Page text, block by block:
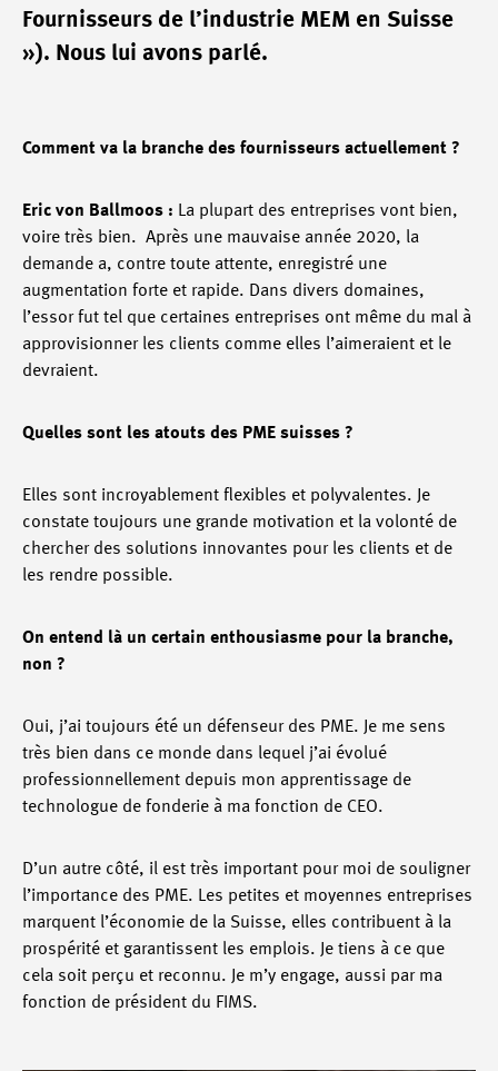
Fournisseurs de l’industrie MEM en Suisse
»). Nous lui avons parlé.
Comment va la branche des fournisseurs actuellement ?
Eric von Ballmoos : La plupart des entreprises vont bien,
voire très bien. Après une mauvaise année 2020, la
demande a, contre toute attente, enregistré une
augmentation forte et rapide. Dans divers domaines,
l’essor fut tel que certaines entreprises ont même du mal à
approvisionner les clients comme elles l’aimeraient et le
devraient.
Quelles sont les atouts des PME suisses ?
Elles sont incroyablement flexibles et polyvalentes. Je
constate toujours une grande motivation et la volonté de
chercher des solutions innovantes pour les clients et de
les rendre possible.
On entend là un certain enthousiasme pour la branche,
non ?
Oui, j’ai toujours été un défenseur des PME. Je me sens
très bien dans ce monde dans lequel j’ai évolué
professionnellement depuis mon apprentissage de
technologue de fonderie à ma fonction de CEO.
D’un autre côté, il est très important pour moi de souligner
l’importance des PME. Les petites et moyennes entreprises
marquent l’économie de la Suisse, elles contribuent à la
prospérité et garantissent les emplois. Je tiens à ce que
cela soit perçu et reconnu. Je m’y engage, aussi par ma
fonction de président du FIMS.